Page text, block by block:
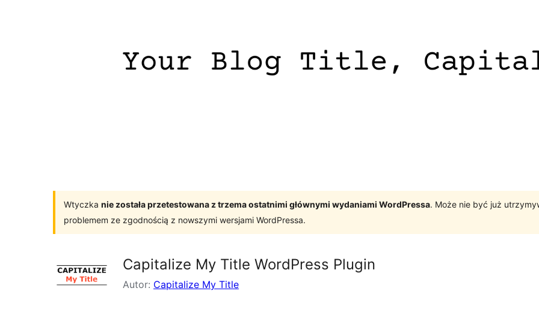
Wtyczka nie została przetestowana z trzema ostatnimi głównymi wydaniami WordPressa. Może nie być już
problemem ze zgodnością z nowszymi wersjami WordPressa.
Capitalize My Title WordPress Plugin
Autor: Capitalize My Title